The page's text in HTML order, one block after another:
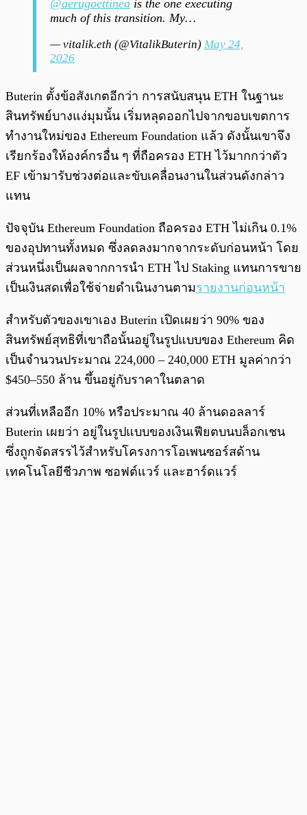
@aerugoettinea is the one executing
much of this transition. My…
— vitalik.eth (@VitalikButerin) May 24,
2026
Buterin ตั้งข้อสังเกตอีกว่า การสนับสนุน ETH ในฐานะ
สินทรัพย์บางแง่มุมนั้น เริ่มหลุดออกไปจากขอบเขตการ
ทำงานใหม่ของ Ethereum Foundation แล้ว ดังนั้นเขาจึง
เรียกร้องให้องค์กรอื่น ๆ ที่ถือครอง ETH ไว้มากกว่าตัว
EF เข้ามารับช่วงต่อและขับเคลื่อนงานในส่วนดังกล่าว
แทน
ปัจจุบัน Ethereum Foundation ถือครอง ETH ไม่เกิน 0.1%
ของอุปทานทั้งหมด ซึ่งลดลงมากจากระดับก่อนหน้า โดย
ส่วนหนึ่งเป็นผลจากการนำ ETH ไป Staking แทนการขาย
เป็นเงินสดเพื่อใช้จ่ายดำเนินงานตามรายงานก่อนหน้า
สำหรับตัวของเขาเอง Buterin เปิดเผยว่า 90% ของ
สินทรัพย์สุทธิที่เขาถือนั้นอยู่ในรูปแบบของ Ethereum คิด
เป็นจำนวนประมาณ 224,000 – 240,000 ETH มูลค่ากว่า
$450–550 ล้าน ขึ้นอยู่กับราคาในตลาด
ส่วนที่เหลืออีก 10% หรือประมาณ 40 ล้านดอลลาร์
Buterin เผยว่า อยู่ในรูปแบบของเงินเฟียตบนบล็อกเชน
ซึ่งถูกจัดสรรไว้สำหรับโครงการโอเพนซอร์สด้าน
เทคโนโลยีชีวภาพ ซอฟต์แวร์ และฮาร์ดแวร์